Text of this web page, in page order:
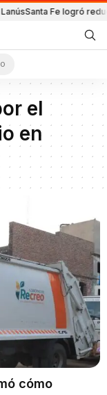
Santa Fe logró
el
en
cómo